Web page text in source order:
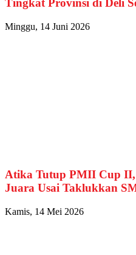
Tingkat Provinsi di Deli
Minggu, 14 Juni 2026
Atika Tutup PMII Cup
Juara Usai Taklukkan
Kamis, 14 Mei 2026